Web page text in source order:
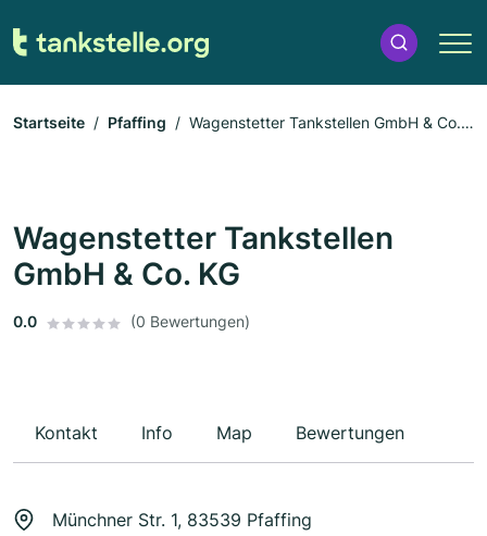
Startseite Pfaffing
Wagenstetter Tankstellen GmbH & Co.
Wagenstetter Tankstellen
GmbH & Co. KG
0.0 (0 Bewertungen)
Kontakt Info Map Bewertungen
Münchner Str. 1, 83539 Pfaffing